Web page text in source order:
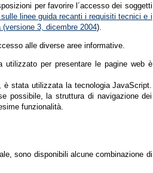
per favorire l´accesso dei soggetti
linee guida recanti i requisiti tecnici e i
3, dicembre 2004).
alle diverse aree informative.
utilizzato per presentare le pagine web è
stata utilizzata la tecnologia JavaScript.
possibile, la struttura di navigazione dei
funzionalità.
sono disponibili alcune combinazione di